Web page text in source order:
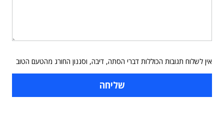
אין לשלוח תגובות הכוללות דברי הסתה, דיבה, וסגנון החורג מהטעם הטוב